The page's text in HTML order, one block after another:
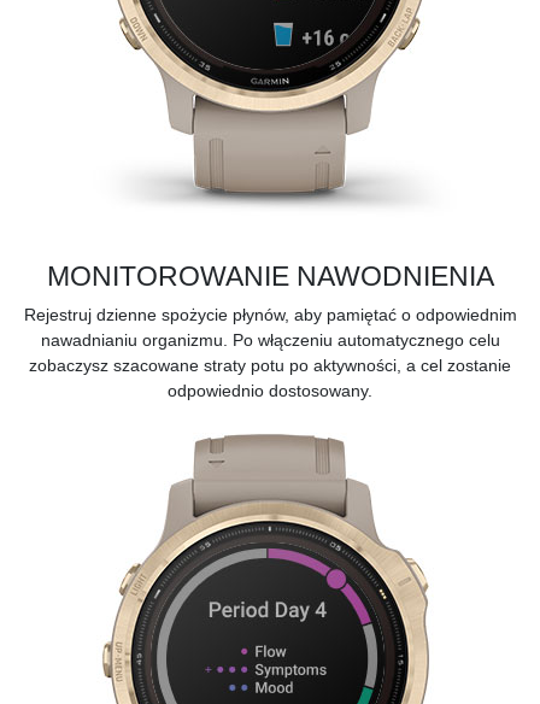
MONITOROWANIE NAWODNIENIA
Rejestruj dzienne spożycie płynów, aby pamiętać o odpowiednim
nawadnianiu organizmu. Po włączeniu automatycznego celu
zobaczysz szacowane straty potu po aktywności, a cel zostanie
odpowiednio dostosowany.